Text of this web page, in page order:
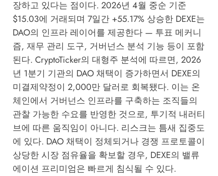
장하고 있다는 점이다. 2026년 4월 중순 기준
$15.03에 거래되며 7일간 +55.17% 상승한 DEXE는
DAO의 인프라 레이어를 제공한다 — 투표 메커니
즘, 재무 관리 도구, 거버넌스 분석 기능 등이 포함
된다. CryptoTicker의 대형주 분석에 따르면, 2026
년 1분기 기관의 DAO 채택이 증가하면서 DEXE의
미결제약정이 2,000만 달러로 회복됐다. 이는 온
체인에서 거버넌스 인프라를 구축하는 조직들의
관찰 가능한 수요를 반영한 것으로, 투기적 내러티
브에 따른 움직임이 아니다. 리스크는 틈새 집중도
에 있다. DAO 채택이 정체되거나 경쟁 프로토콜이
상당한 시장 점유율을 확보할 경우, DEXE의 밸류
에이션 프리미엄은 빠르게 침식될 수 있다.